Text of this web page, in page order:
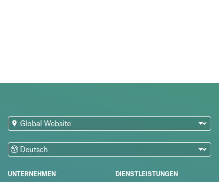
UNTERNEHMEN DIENSTLEISTUNGEN